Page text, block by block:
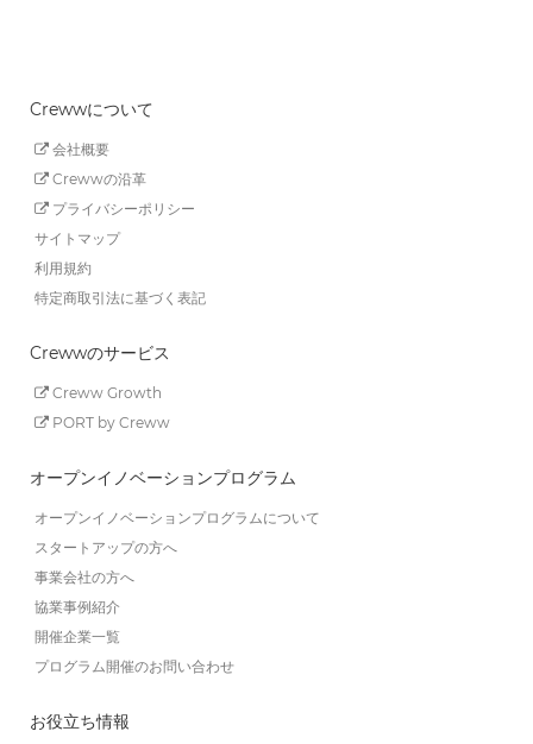
Crewwについて
会社概要
Crewwの沿革
プライバシーポリシー
サイトマップ
利用規約
特定商取引法に基づく表記
Crewwのサービス
Creww Growth
PORT by Creww
オープンイノベーションプログラム
オープンイノベーションプログラムについて
スタートアップの方へ
事業会社の方へ
協業事例紹介
開催企業一覧
プログラム開催のお問い合わせ
お役立ち情報